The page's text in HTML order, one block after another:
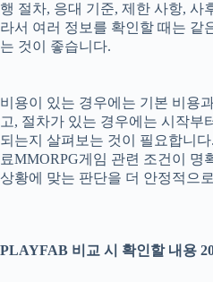
행 절차, 응대 기준, 제한 사항, 사
라서 여러 정보를 확인할 때는 같
는 것이 좋습니다.
비용이 있는 경우에는 기본 비용
고, 절차가 있는 경우에는 시작부
되는지 살펴보는 것이 필요합니다
료MMORPG게임 관련 조건이 명
상황에 맞는 판단을 더 안정적으
PLAYFAB 비교 시 확인할 내용